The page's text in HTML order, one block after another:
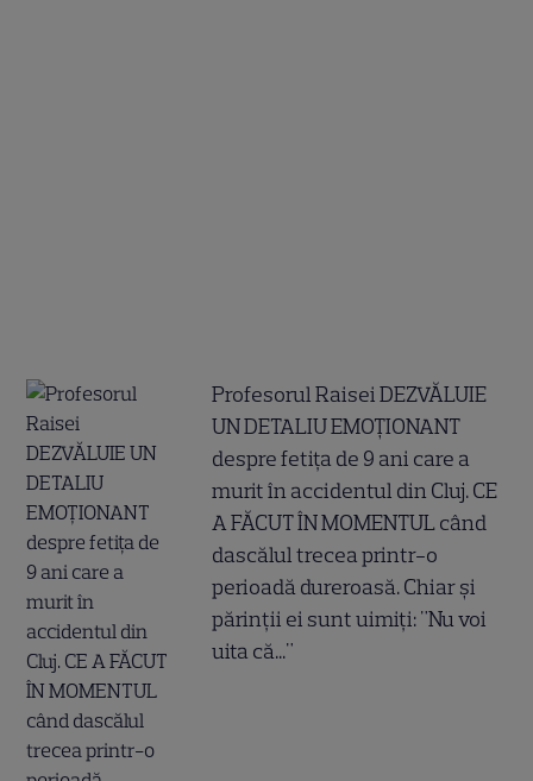
Profesorul Raisei DEZVĂLUIE
UN DETALIU EMOȚIONANT
despre fetița de 9 ani care a
murit în accidentul din Cluj. CE
A FĂCUT ÎN MOMENTUL când
dascălul trecea printr-o
perioadă dureroasă. Chiar și
părinții ei sunt uimiți: "Nu voi
uita că..."